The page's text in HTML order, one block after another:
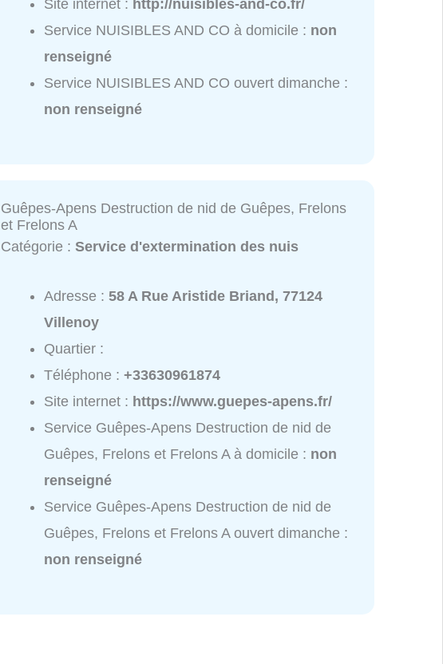
Site internet : http://nuisibles-and-co.fr/
Service NUISIBLES AND CO à domicile : non
renseigné
Service NUISIBLES AND CO ouvert dimanche :
non renseigné
Guêpes-Apens Destruction de nid de Guêpes, Frelons
et Frelons A
Catégorie :Service d'extermination des nuis
Adresse :58 A Rue Aristide Briand, 77124
Villenoy
Quartier :
Téléphone :+33630961874
Site internet : https://www.guepes-apens.fr/
Service Guêpes-Apens Destruction de nid de
Guêpes, Frelons et Frelons A à domicile : non
renseigné
Service Guêpes-Apens Destruction de nid de
Guêpes, Frelons et Frelons A ouvert dimanche :
non renseigné